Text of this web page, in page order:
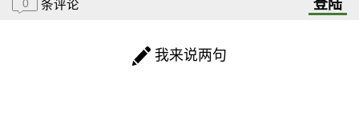
0 条评论 登陆
我来说两句